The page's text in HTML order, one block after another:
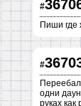
#
Пиши где
#
одни
руках